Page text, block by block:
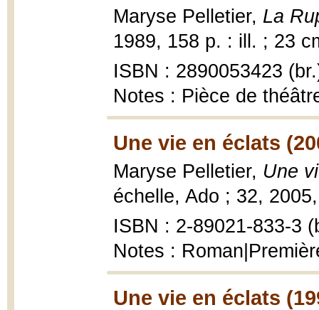
Maryse Pelletier, La
1989, 158 p. : ill. ; 23
ISBN : 2890053423
Notes : Pièce de
Une vie en éclats
Maryse Pelletier, Une
échelle, Ado ; 32,
ISBN : 2-89021-833-3
Notes :
Une vie en éclats